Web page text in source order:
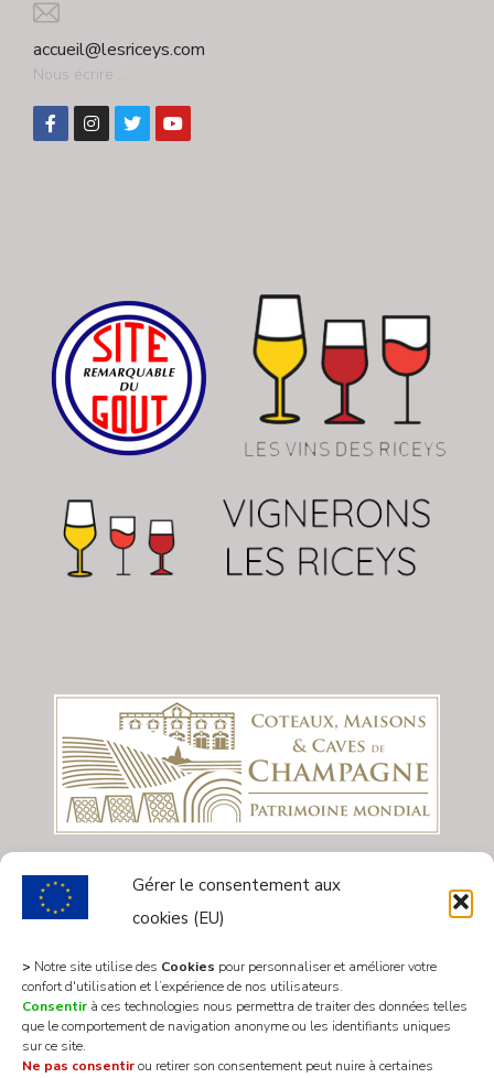
Gérer le consentement aux
cookies (EU)
> Notre site utilise des Cookies pour personnaliser et améliorer votre
confort d'utilisation et l’expérience de nos utilisateurs.
Consentir à ces technologies nous permettra de traiter des données telles
que le comportement de navigation anonyme ou les identifiants uniques
sur ce site.
Ne pas consentirou retirer son consentement peut nuire à certaines
accueil@lesriceys.com
Nous écrire ...